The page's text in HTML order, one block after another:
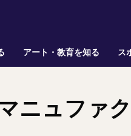
アート・教育を知る ス
ニュファ